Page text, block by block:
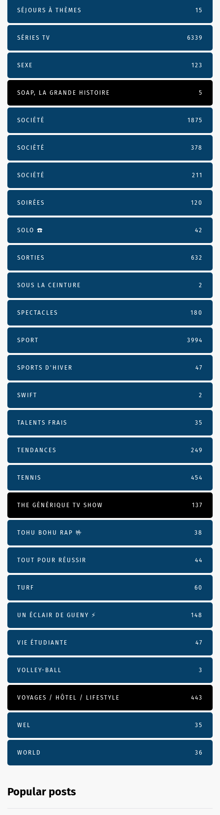
SÉJOURS À THÈMES 15
SÉRIES TV 6339
SEXE 123
SOAP, LA GRANDE HISTOIRE 5
SOCIÉTÉ 1875
SOCIÉTÉ 378
SOCIÉTÉ 211
SOIRÉES 120
SOLO ☎️ 42
SORTIES 632
SOUS LA CEINTURE 2
SPECTACLES 180
SPORT 3994
SPORTS D'HIVER 47
SWIFT 2
TALENTS FRAIS 35
TENDANCES 249
TENNIS 454
THE GÉNÉRIQUE TV SHOW 137
TOHU BOHU RAP 🤟 38
TOUT POUR RÉUSSIR 44
TURF 60
UN ÉCLAIR DE GUENY ⚡️ 148
VIE ÉTUDIANTE 47
VOLLEY-BALL 3
VOYAGES / HÔTEL / LIFESTYLE 443
WEL 35
WORLD 36
Popular posts